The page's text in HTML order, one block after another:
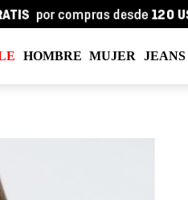
HOMBRE MUJER JEANS